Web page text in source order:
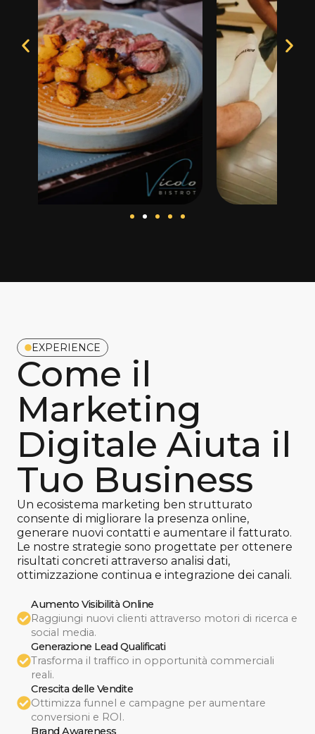
EXPERIENCE
Come il
Marketing
Digitale Aiuta il
Tuo Business
Un ecosistema marketing ben strutturato
consente di migliorare la presenza online,
generare nuovi contatti e aumentare il fatturato.
Le nostre strategie sono progettate per ottenere
risultati concreti attraverso analisi dati,
ottimizzazione continua e integrazione dei canali.
Aumento Visibilità Online
Raggiungi nuovi clienti attraverso motori di ricerca e
social media.
Generazione Lead Qualificati
Trasforma il traffico in opportunità commerciali
reali.
Crescita delle Vendite
Ottimizza funnel e campagne per aumentare
conversioni e ROI.
Brand Awareness